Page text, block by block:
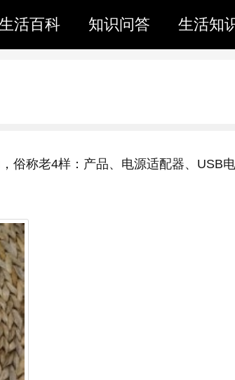
活百科 知识问答 生活知
俗称老4样：产品、电源适配器、USB